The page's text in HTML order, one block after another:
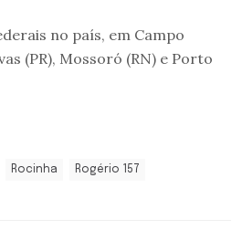
no país, em Campo
(PR), Mossoró (RN) e Porto
Rocinha Rogério 157